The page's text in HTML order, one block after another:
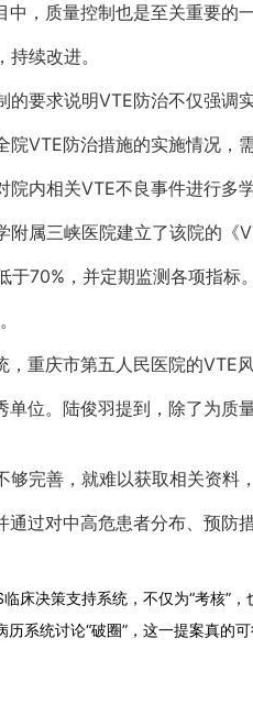
中，质量控制也是至关重要的
续改进。
的要求说明VTE防治不仅强调
院VTE防治措施的实施情况，
院内相关VTE不良事件进行多
附属三峡医院建立了该院的
于70%，并定期监测各项指标
，重庆市第五人民医院的VTE
单位。陆俊羽提到，除了为质
够完善，就难以获取相关资
通过对中高危患者分布、预防
床决策支持系统，不仅为“考核”，
历系统讨论“破圈”，这一提案真的可